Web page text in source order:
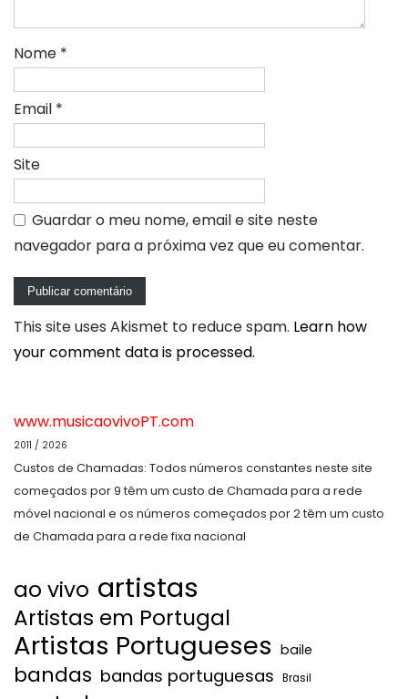
Nome *
Email *
Site
Guardar o meu nome, email e site neste
navegador para a próxima vez que eu comentar.
This site uses Akismet to reduce spam. Learn how
your comment data is processed.
www.musicaovivoPT.com
2011 / 2026
Custos de Chamadas: Todos números constantes neste site
começados por 9 têm um custo de Chamada para a rede
móvel nacional e os números começados por 2 têm um custo
de Chamada para a rede fixa nacional
ao vivo artistas
Artistas em Portugal
Artistas Portugueses baile
bandas bandas portuguesas Brasil